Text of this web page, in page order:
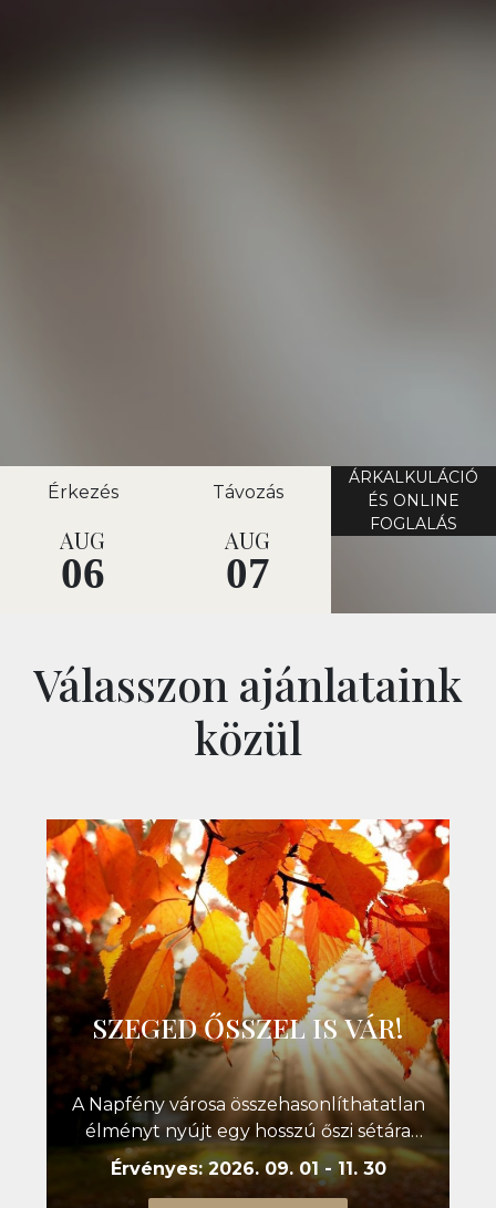
Érkezés
AUG
06
Távozás
AUG
07
ÁRKALKULÁCIÓ
ÉS ONLINE
FOGLALÁS
Válasszon ajánlataink
közül
SZEGED ŐSSZEL IS VÁR!
A Napfény városa összehasonlíthatatlan
élményt nyújt egy hosszú őszi sétára
vagy egy éttermi túrára!
Érvényes: 2026. 09. 01 - 11. 30